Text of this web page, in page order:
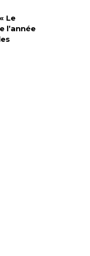
Le
l’année